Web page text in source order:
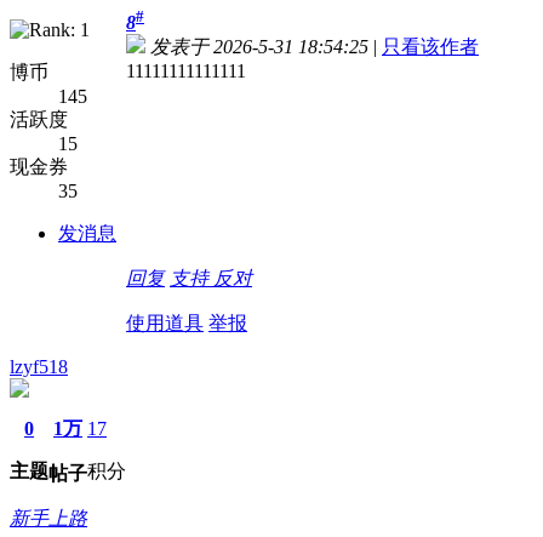
博币
145
活跃度
15
现金券
35
发消息
8#
发表于 2026-5-31 18:54:25 | 只看该作者
11111111111111
回复 支持 反对
使用道具 举报
lzyf518
0
主题
1万
帖子
17
积分
新手上路